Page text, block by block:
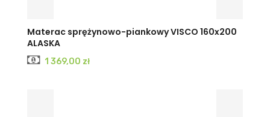
Materac sprężynowo-piankowy VISCO 160x200
ALASKA
Cena
1 369,00 zł